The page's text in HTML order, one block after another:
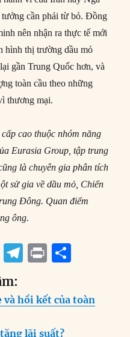
cần phải từ bỏ. Đồng
nên nhận ra thực tế mới
hình thị trường dầu mỏ
gần Trung Quốc hơn, và
toàn cầu theo những
thương mại.
cao thuộc nhóm năng
Eurasia Group, tập trung
là chuyên gia phân tích
sử gia về dầu mỏ, Chiến
Đông. Quan điểm
ông.
W
A
T
e
g
r
P
n
t
a
re
và hồi kết của toàn
lãi suất?